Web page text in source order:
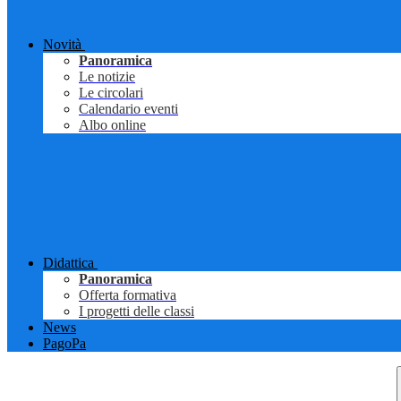
Novità
Panoramica
Le notizie
Le circolari
Calendario eventi
Albo online
Didattica
Panoramica
Offerta formativa
I progetti delle classi
News
PagoPa